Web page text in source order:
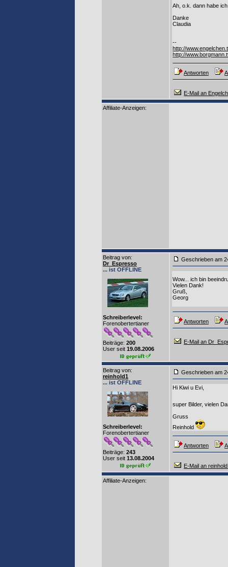
Ah, o.k. dann habe
Danke
Claudia
--
http://
http://
Antworten
E-Mail an
Affiliate-Anzeigen:
Beitrag von:
Dr_Espresso
... ist OFFLINE
Schreiberlevel:
Forenobertertianer
Beiträge: 200
User seit 19.08.2006
Geschrieben
Wow... ich bin
Vielen Dank!
Gruß,
Georg
Antworten
E-Mail an
Beitrag von:
reinhold1
... ist OFFLINE
Schreiberlevel:
Forenobertertianer
Beiträge: 243
User seit 13.08.2004
Geschrieben
Hi Kiwi u Evi,
super Bilder, vielen
Gruss
Reinhold
Antworten
E-Mail an
Affiliate-Anzeigen: